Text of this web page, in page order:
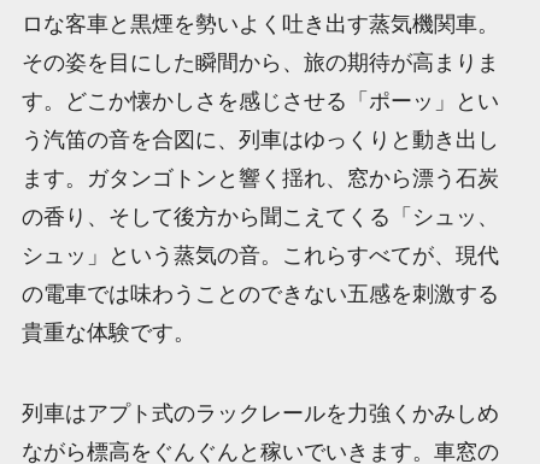
ロな客車と黒煙を勢いよく吐き出す蒸気機関車。
その姿を目にした瞬間から、旅の期待が高まりま
す。どこか懐かしさを感じさせる「ポーッ」とい
う汽笛の音を合図に、列車はゆっくりと動き出し
ます。ガタンゴトンと響く揺れ、窓から漂う石炭
の香り、そして後方から聞こえてくる「シュッ、
シュッ」という蒸気の音。これらすべてが、現代
の電車では味わうことのできない五感を刺激する
貴重な体験です。
列車はアプト式のラックレールを力強くかみしめ
ながら標高をぐんぐんと稼いでいきます。車窓の